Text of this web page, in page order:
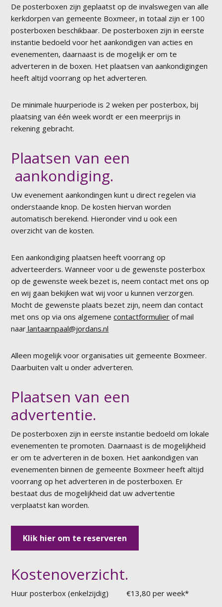
De posterboxen zijn geplaatst op de invalswegen van alle
kerkdorpen van gemeente Boxmeer, in totaal zijn er 100
posterboxen beschikbaar. De posterboxen zijn in eerste
instantie bedoeld voor het aankondigen van acties en
evenementen, daarnaast is de mogelijk er om te
adverteren in de boxen. Het plaatsen van aankondigingen
heeft altijd voorrang op het adverteren.
De minimale huurperiode is 2 weken per posterbox, bij
plaatsing van één week wordt er een meerprijs in
rekening gebracht.
Plaatsen van een
aankondiging.
Uw evenement aankondingen kunt u direct regelen via
onderstaande knop. De kosten hiervan worden
automatisch berekend. Hieronder vind u ook een
overzicht van de kosten.
Een aankondiging plaatsen heeft voorrang op
adverteerders. Wanneer voor u de gewenste posterbox
op de gewenste week bezet is, neem contact met ons op
en wij gaan bekijken wat wij voor u kunnen verzorgen.
Mocht de gewenste plaats bezet zijn, neem dan contact
met ons op via ons algemenecontactformulier of mail
naar lantaarnpaal@jordans.nl
Alleen mogelijk voor organisaties uit gemeente Boxmeer.
Daarbuiten valt u onder adverteren.
Plaatsen van een
advertentie.
De posterboxen zijn in eerste instantie bedoeld om lokale
evenementen te promoten. Daarnaast is de mogelijkheid
er om te adverteren in de boxen. Het aankondigen van
evenementen binnen de gemeente Boxmeer heeft altijd
voorrang op het adverteren in de posterboxen. Er
bestaat dus de mogelijkheid dat uw advertentie
verplaatst kan worden.
Klik hier om te reserveren
Kostenoverzicht.
Huur posterbox (enkelzijdig) €13,80 per week*